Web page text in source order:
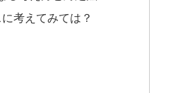
考えてみては？